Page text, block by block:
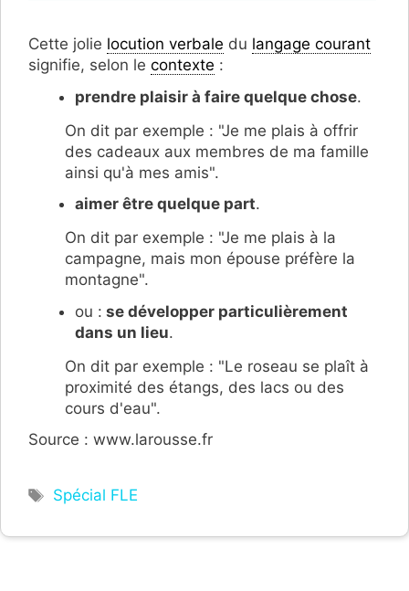
Cette jolie locution verbale du langage courant
signifie, selon le contexte :
prendre plaisir à faire quelque chose.
On dit par exemple : "Je me plais à offrir
des cadeaux aux membres de ma famille
ainsi qu'à mes amis".
aimer être quelque part.
On dit par exemple : "Je me plais à la
campagne, mais mon épouse préfère la
montagne".
ou : se développer particulièrement
dans un lieu.
On dit par exemple : "Le roseau se plaît à
proximité des étangs, des lacs ou des
cours d'eau".
Source : www.larousse.fr
Étiquettes
Spécial FLE